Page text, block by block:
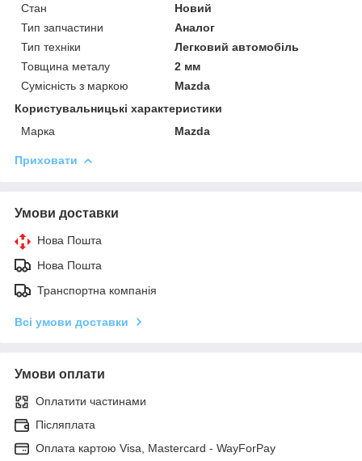
Стан
Новий
Тип запчастини
Аналог
Тип техніки
Легковий автомобіль
Товщина металу
2 мм
Сумісність з маркою
Mazda
Користувальницькі характеристики
Марка
Mazda
Приховати
Умови доставки
Нова Пошта
Нова Пошта
Транспортна компанія
Всі умови доставки
Умови оплати
Оплатити частинами
Післяплата
Оплата картою Visa, Mastercard - WayForPay